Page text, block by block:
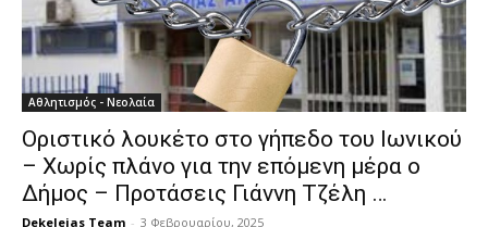
Αθλητισμός - Νεολαία
Οριστικό λουκέτο στο γήπεδο του Ιωνικού
– Χωρίς πλάνο για την επόμενη μέρα ο
Δήμος – Προτάσεις Γιάννη Τζέλη …
Dekeleias Team - 3 Φεβρουαρίου, 2025